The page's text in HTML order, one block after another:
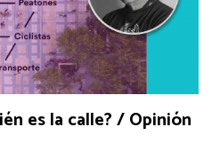
es la calle? / Opinión